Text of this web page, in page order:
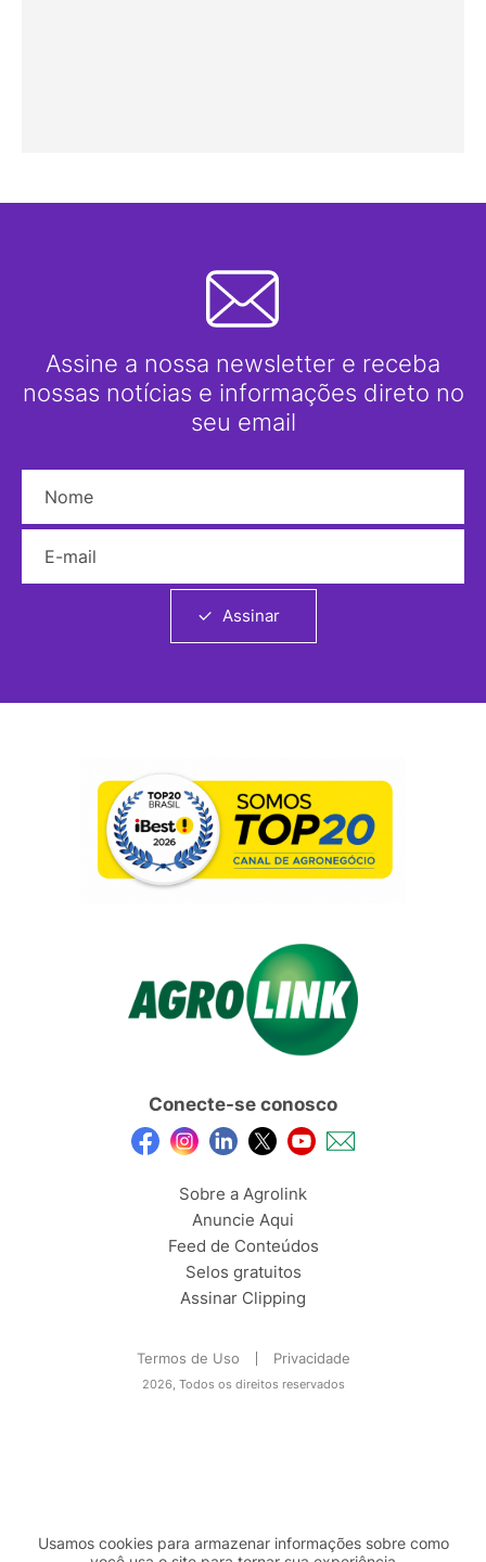
Assine a nossa newsletter e receba
nossas notícias e informações direto no
seu email
Assinar
Conecte-se conosco
Sobre a Agrolink
Anuncie Aqui
Feed de Conteúdos
Selos gratuitos
Assinar Clipping
Termos de Uso Privacidade
2026, Todos os direitos reservados
Usamos cookies para armazenar informações sobre como